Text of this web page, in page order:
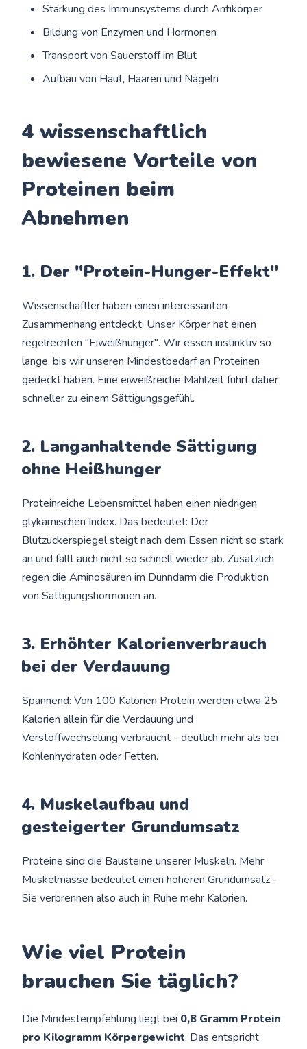
Stärkung des Immunsystems durch Antikörper
Bildung von Enzymen und Hormonen
Transport von Sauerstoff im Blut
Aufbau von Haut, Haaren und Nägeln
4 wissenschaftlich
bewiesene Vorteile von
Proteinen beim
Abnehmen
1. Der "Protein-Hunger-Effekt"
Wissenschaftler haben einen interessanten
Zusammenhang entdeckt: Unser Körper hat einen
regelrechten "Eiweißhunger". Wir essen instinktiv so
lange, bis wir unseren Mindestbedarf an Proteinen
gedeckt haben. Eine eiweißreiche Mahlzeit führt daher
schneller zu einem Sättigungsgefühl.
2. Langanhaltende Sättigung
ohne Heißhunger
Proteinreiche Lebensmittel haben einen niedrigen
glykämischen Index. Das bedeutet: Der
Blutzuckerspiegel steigt nach dem Essen nicht so stark
an und fällt auch nicht so schnell wieder ab. Zusätzlich
regen die Aminosäuren im Dünndarm die Produktion
von Sättigungshormonen an.
3. Erhöhter Kalorienverbrauch
bei der Verdauung
Spannend: Von 100 Kalorien Protein werden etwa 25
Kalorien allein für die Verdauung und
Verstoffwechselung verbraucht - deutlich mehr als bei
Kohlenhydraten oder Fetten.
4. Muskelaufbau und
gesteigerter Grundumsatz
Proteine sind die Bausteine unserer Muskeln. Mehr
Muskelmasse bedeutet einen höheren Grundumsatz -
Sie verbrennen also auch in Ruhe mehr Kalorien.
Wie viel Protein
brauchen Sie täglich?
Die Mindestempfehlung liegt bei 0,8 Gramm Protein
pro Kilogramm Körpergewicht. Das entspricht